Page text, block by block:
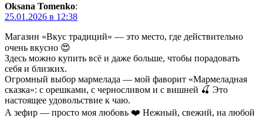
Oksana Tomenko:
25.01.2026 в 12:38
Магазин «Вкус традиций» — это место, где действительно
очень вкусно 😍
Здесь можно купить всё и даже больше, чтобы порадовать
себя и близких.
Огромный выбор мармелада — мой фаворит «Мармеладная
сказка»: с орешками, с черносливом и с вишней 🍒 Это
настоящее удовольствие к чаю.
А зефир — просто моя любовь ❤️ Нежный, свежий, на любой